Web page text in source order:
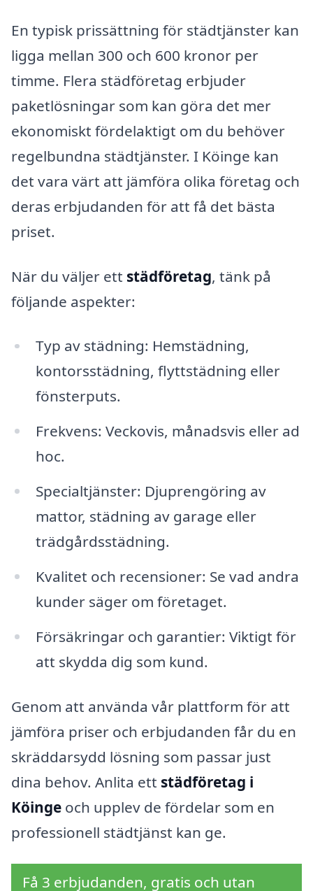
En typisk prissättning för städtjänster kan
ligga mellan 300 och 600 kronor per
timme. Flera städföretag erbjuder
paketlösningar som kan göra det mer
ekonomiskt fördelaktigt om du behöver
regelbundna städtjänster. I Köinge kan
det vara värt att jämföra olika företag och
deras erbjudanden för att få det bästa
priset.
När du väljer ett städföretag, tänk på
följande aspekter:
Typ av städning: Hemstädning,
kontorsstädning, flyttstädning eller
fönsterputs.
Frekvens: Veckovis, månadsvis eller ad
hoc.
Specialtjänster: Djuprengöring av
mattor, städning av garage eller
trädgårdsstädning.
Kvalitet och recensioner: Se vad andra
kunder säger om företaget.
Försäkringar och garantier: Viktigt för
att skydda dig som kund.
Genom att använda vår plattform för att
jämföra priser och erbjudanden får du en
skräddarsydd lösning som passar just
dina behov. Anlita ett städföretag i
Köinge och upplev de fördelar som en
professionell städtjänst kan ge.
Få 3 erbjudanden, gratis och utan